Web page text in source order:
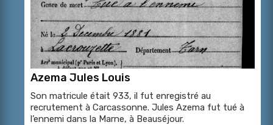
Azema Jules Louis
Son matricule était 933, il fut enregistré au
recrutement à Carcassonne. Jules Azema fut tué à
l’ennemi dans la Marne, à Beauséjour.